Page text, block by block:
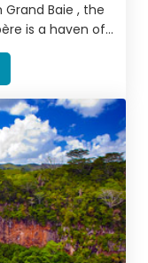
Baie , the
is a haven of
which is much
Pereybère is
provides
the north of
you will find
center some